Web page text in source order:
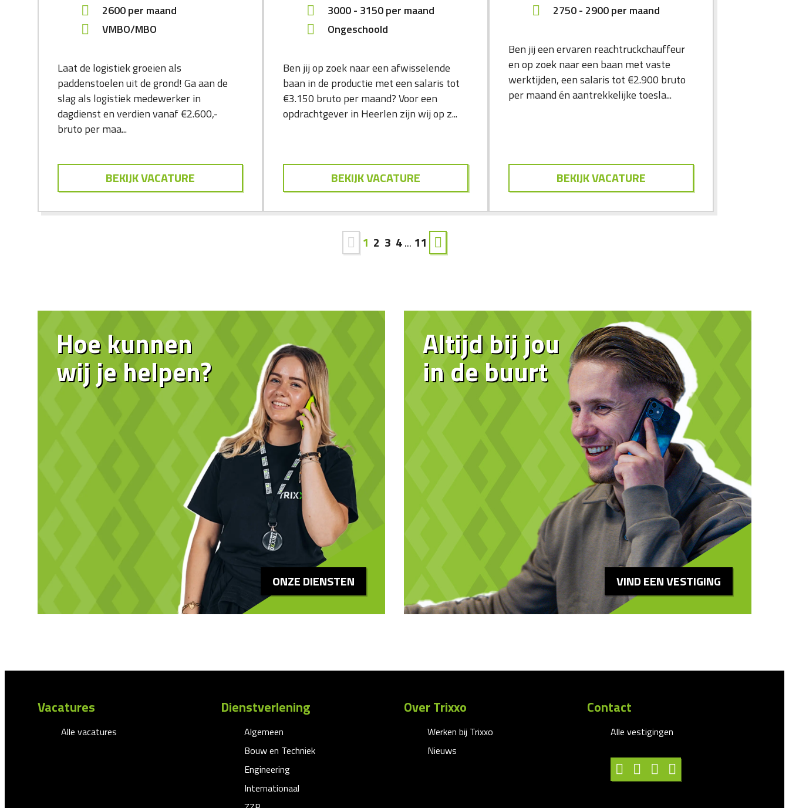
2600per maand
VMBO/MBO
Laat de logistiek groeien als
paddenstoelen uit de grond! Ga aan de
slag als logistiek medewerker in
dagdienst en verdien vanaf €2.600,-
bruto per maa...
BEKIJK VACATURE
3000- 3150per maand
Ongeschoold
Ben jij op zoek naar een afwisselende
baan in de productie met een salaris tot
€3.150 bruto per maand? Voor een
opdrachtgever in Heerlen zijn wij op z...
BEKIJK VACATURE
2750- 2900per maand
Ben jij een ervaren reachtruckchauffeur
en op zoek naar een baan met vaste
werktijden, een salaris tot €2.900 bruto
per maand én aantrekkelijke toesla...
BEKIJK VACATURE
1 2 3 4... 11
Hoe kunnen
wij je helpen?
ONZE DIENSTEN
Altijd bij jou
in de buurt
VIND EEN VESTIGING
Vacatures
Alle vacatures
Dienstverlening
Algemeen
Bouw en Techniek
Engineering
Internationaal
Over Trixxo
Werken bij Trixxo
Nieuws
Contact
Alle vestigingen